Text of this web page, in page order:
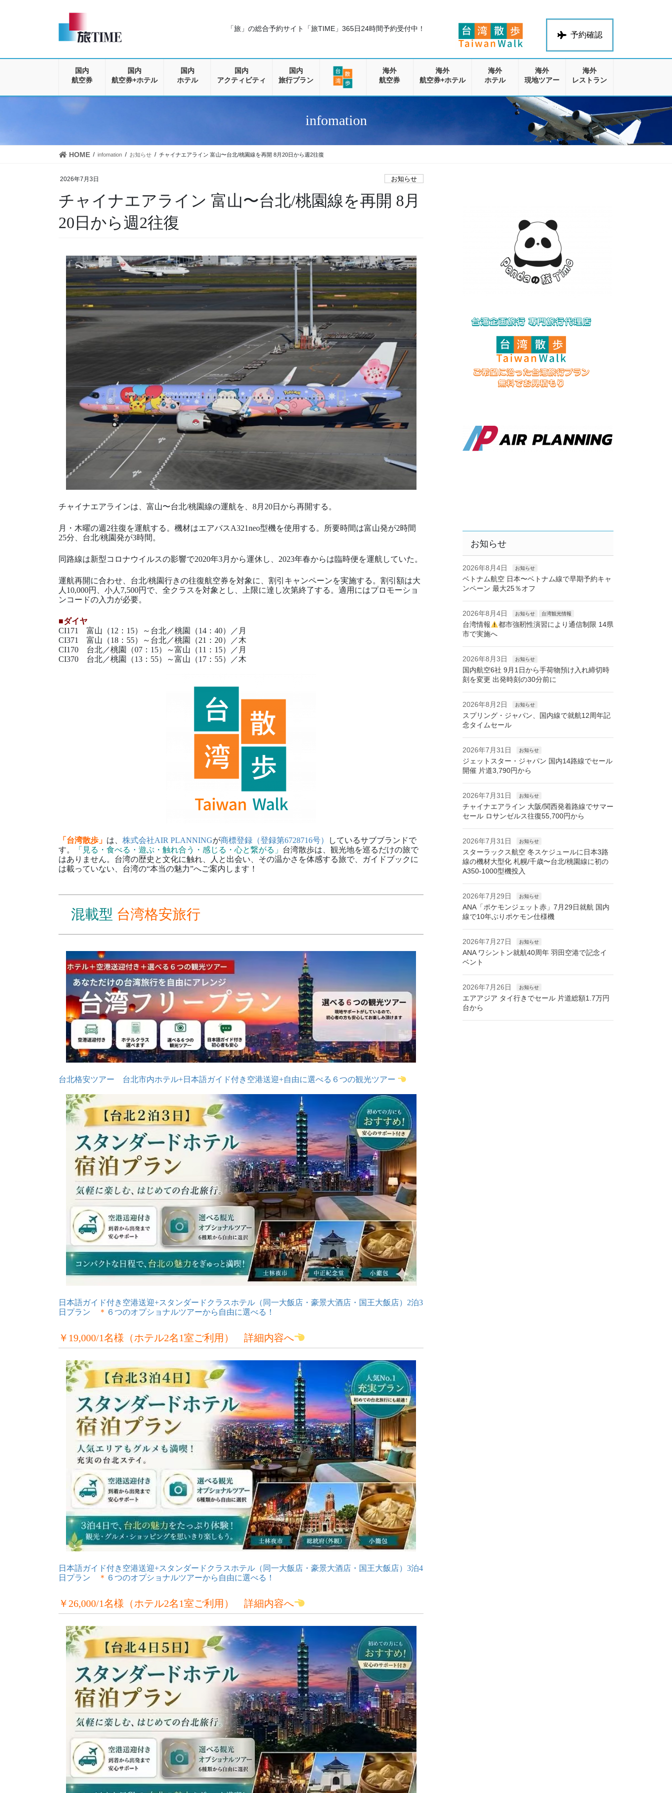
に
ョ
動
予約確認
「旅」の総合予約サイト「旅TIME」 365日24時間予約受付中！
国内
航空券
国内
航空券+ホテル
国内
ホテル
国内
アクティビティ
国内
旅行プラン
海外
航空券
海外
航空券+ホテル
海外
ホテル
海外
現地ツアー
海外
レストラン
infomation
HOME infomation お知らせ チャイナエアライン 富山〜台北/桃園線を再開 8月20日から週2往復
2026年7月3日 お知らせ
チャイナエアライン 富山〜台北/桃園線を再開 8月
20日から週2往復
チャイナエアラインは、富山〜台北/桃園線の運航を、8月20日から再開する。
月・木曜の週2往復を運航する。機材はエアバスA321neo型機を使用する。所要時間は富山発が2時間
25分、台北/桃園発が3時間。
同路線は新型コロナウイルスの影響で2020年3月から運休し、2023年春からは臨時便を運航していた。
運航再開に合わせ、台北/桃園行きの往復航空券を対象に、割引キャンペーンを実施する。割引額は大
人10,000円、小人7,500円で、全クラスを対象とし、上限に達し次第終了する。適用にはプロモーショ
ンコードの入力が必要。
■ダイヤ
CI171 富山（12：15）～台北／桃園（14：40）／月
CI371 富山（18：55）～台北／桃園（21：20）／木
CI170 台北／桃園（07：15）～富山（11：15）／月
CI370 台北／桃園（13：55）～富山（17：55）／木
「台湾散歩」 は、 株式会社AIR PLANNINGが商標登録（登録第6728716号）
しているサブブランドで
す。
「見る・食べる・遊ぶ・触れ合う・感じる・心と繋がる」 台湾散歩は、観光地を巡るだけの旅で
はありません。台湾の歴史と文化に触れ、人と出会い、その温かさを体感する旅で、ガイドブックに
は載っていない、台湾の“本当の魅力”へご案内します！
混載型 台湾格安旅行
台北格安ツアー 台北市内ホテル+日本語ガイド付き空港送迎+自由に選べる６つの観光ツアー
日本語ガイド付き空港送迎+スタンダードクラスホテル（同一大飯店・豪景大酒店・国王大飯店） 2泊3
日プラン
＊ ６つのオプショナルツアーから自由に選べる！
￥19,000/1名様（ホテル2名1室ご利用） 詳細内容へ
日本語ガイド付き空港送迎+スタンダードクラスホテル（同一大飯店・豪景大酒店・国王大飯店）3泊4
日プラン
＊ ６つのオプショナルツアーから自由に選べる！
￥26,000/1名様（ホテル2名1室ご利用） 詳細内容へ
お知らせ
2026年8月4日 お知らせ
ベトナム航空 日本〜ベトナム線で早期予約キャ
ンペーン 最大25％オフ
2026年8月4日 お知らせ 台湾観光情報
台湾情報
都市強靭性演習により通信制限 14県
市で実施へ
2026年8月3日 お知らせ
国内航空6社 9月1日から手荷物預け入れ締切時
刻を変更 出発時刻の30分前に
2026年8月2日 お知らせ
スプリング・ジャパン、国内線で就航12周年記
念タイムセール
2026年7月31日 お知らせ
ジェットスター・ジャパン 国内14路線でセール
開催 片道3,790円から
2026年7月31日 お知らせ
チャイナエアライン 大阪/関西発着路線でサマー
セール ロサンゼルス往復55,700円から
2026年7月31日 お知らせ
スターラックス航空 冬スケジュールに日本3路
線の機材大型化 札幌/千歳〜台北/桃園線に初の
A350-1000型機投入
2026年7月29日 お知らせ
ANA「ポケモンジェット赤」7月29日就航 国内
線で10年ぶりポケモン仕様機
2026年7月27日 お知らせ
ANA ワシントン就航40周年 羽田空港で記念イ
ベント
2026年7月26日 お知らせ
エアアジア タイ行きでセール 片道総額1.7万円
台から